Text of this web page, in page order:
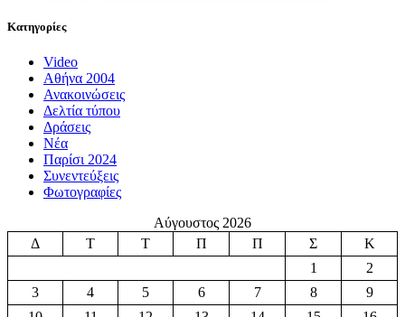
Κατηγορίες
Video
Αθήνα 2004
Ανακοινώσεις
Δελτία τύπου
Δράσεις
Νέα
Παρίσι 2024
Συνεντεύξεις
Φωτογραφίες
Αύγουστος 2026
Δ
Τ Τ Π Π Σ
Κ
1
2
3
4 5 6 7 8
9